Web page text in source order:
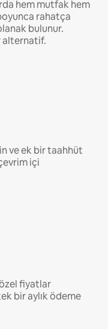
hem mutfak hem
rahatça
bulunur.
alternatif.
ve ek bir taahhüt
içi
fiyatlar
bir aylık ödeme